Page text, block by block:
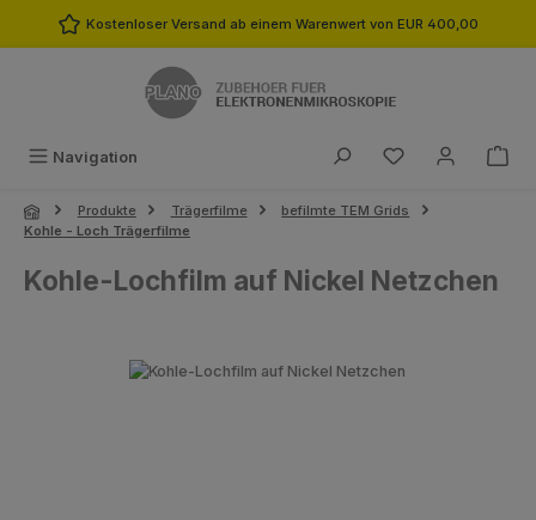
Zum Hauptinhalt springen
Kostenloser Versand ab einem Warenwert von EUR 400,00
Navigation Du hast 0
Produkte Trägerfilme
befilmte TEM Grids
Kohle - Loch Trägerfilme
Kohle-Lochfilm auf Nickel Netzchen
Bildergalerie überspringen